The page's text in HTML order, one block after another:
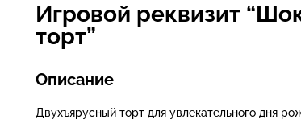
Игровой реквизит
торт”
Описание
Двухъярусный торт для увлекательного дня